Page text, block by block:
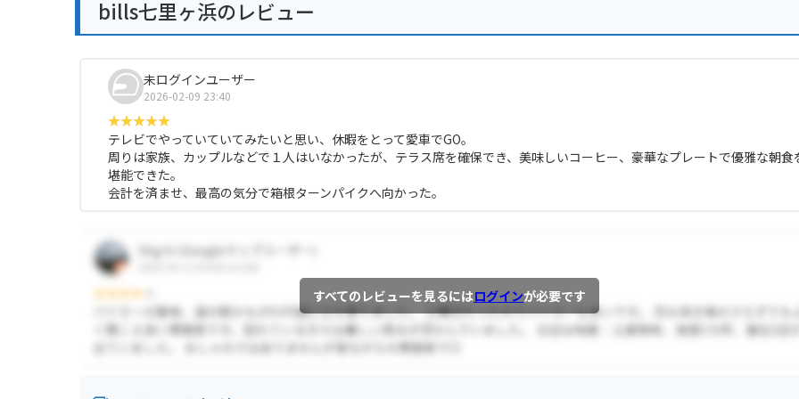
bills七里ヶ浜のレビュー
未ログインユーザー
2026-02-09 23:40
テレビでやっていていてみたいと思い、休暇をとって愛車でGO。
周りは家族、カップルなどで１人はいなかったが、テラス席を確保でき、美味しいコーヒー、豪華なプレートで優雅な朝食
堪能できた。
会計を済ませ、最高の気分で箱根ターンパイクへ向かった。
すべてのレビューを見るにはログインが必要です